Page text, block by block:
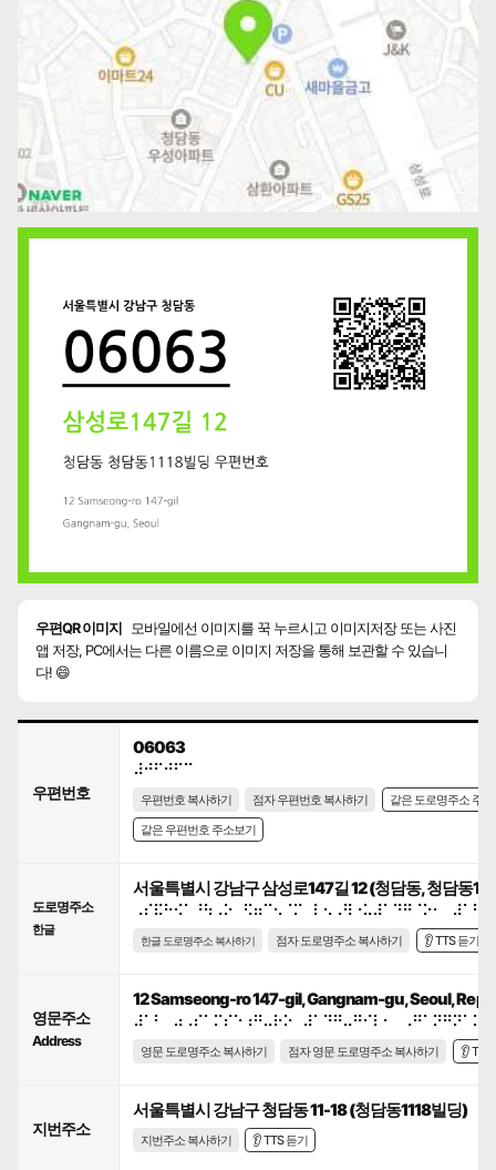
우편QR 이미지
모바일에선 이미지를 꾹 누르시고 이미지저장 또는 사진
앱 저장, PC에서는 다른 이름으로 이미지 저장을 통해 보관할 수 있습니
다! 😄
우편번호
06063
⠼⠚⠋⠚⠋⠉
우편번호 복사하기 점자 우편번호 복사하기
같은 도로명주소 주
같은 우편번호 주소보기
도로명주소
한글
서울특별시 강남구 삼성로147길 12 (청담동, 청담동
⠠⠎⠯⠓⠪⠁⠘⠳⠠⠕⠀⠫⠶⠉⠢⠈⠍⠀⠇⠢⠠⠻⠐⠥⠼⠁⠙⠛⠈⠕⠂⠀⠼⠁⠃
한글 도로명주소 복사하기 점자 도로명주소 복사하기 👂 TTS 듣기
영문주소
Address
12 Samseong-ro 147-gil, Gangnam-gu, Seoul,
영문 도로명주소 복사하기 점자 영문 도로명주소 복사하기 👂 TTS
지번주소
서울특별시 강남구 청담동 11-18 (청담동1118빌딩)
지번주소 복사하기 👂 TTS 듣기